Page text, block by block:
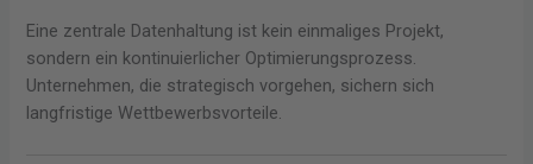
Eine zentrale Datenhaltung ist kein einmaliges Projekt,
sondern ein kontinuierlicher Optimierungsprozess.
Unternehmen, die strategisch vorgehen, sichern sich
langfristige Wettbewerbsvorteile.